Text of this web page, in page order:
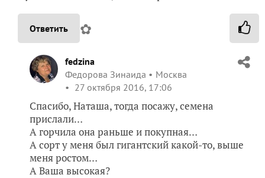
Ответить ✿
fedzina
Федорова Зинаида
Москва
27 октября 2016, 17:06
Спасибо, Наташа, тогда посажу, семена
прислали…
А горчила она раньше и покупная…
А сорт у меня был гигантский какой-то, выше
меня ростом…
А Ваша высокая?